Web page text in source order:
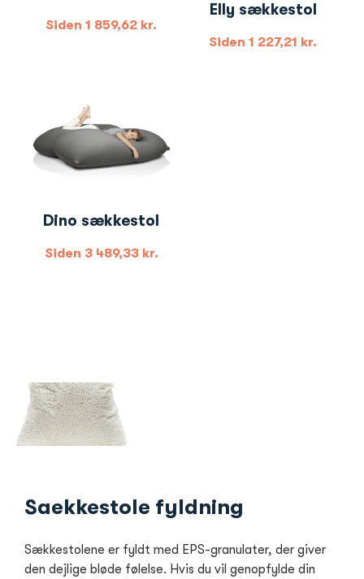
Siden 1 859,62 kr.
Elly sækkestol
Siden 1 227,21 kr.
Dino sækkestol
Siden 3 489,33 kr.
Saekkestole fyldning
Sækkestolene er fyldt med EPS-granulater, der giver
den dejlige bløde følelse. Hvis du vil genopfylde din